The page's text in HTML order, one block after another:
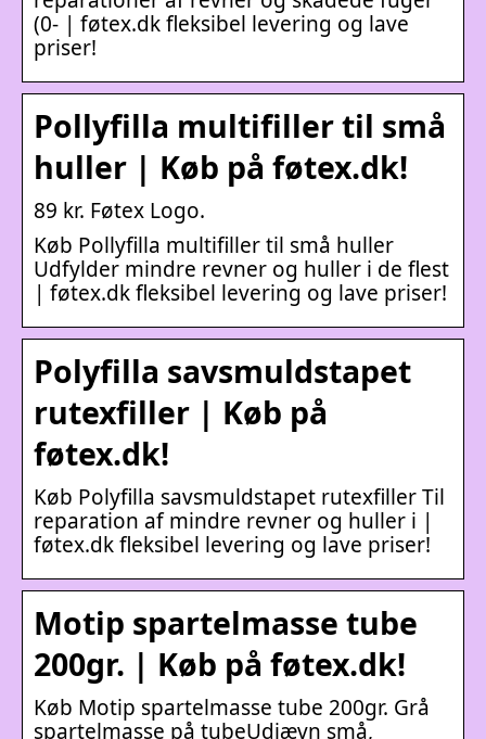
(0- | føtex.dk fleksibel levering og lave
priser!
Pollyfilla multifiller til små
huller | Køb på føtex.dk!
89 kr. Føtex Logo.
Køb Pollyfilla multifiller til små huller
Udfylder mindre revner og huller i de flest
| føtex.dk fleksibel levering og lave priser!
Polyfilla savsmuldstapet
rutexfiller | Køb på
føtex.dk!
Køb Polyfilla savsmuldstapet rutexfiller Til
reparation af mindre revner og huller i |
føtex.dk fleksibel levering og lave priser!
Motip spartelmasse tube
200gr. | Køb på føtex.dk!
Køb Motip spartelmasse tube 200gr. Grå
spartelmasse på tubeUdjævn små,